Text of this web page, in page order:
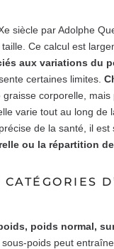
siècle par Adolphe
Ce calcul est
aux variations du
certaines limites.
graisse corporelle, mais
varie tout au long de
de la santé, il est
ou la répartition
poids normal,
poids peut